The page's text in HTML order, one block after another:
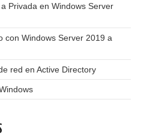
Privada en Windows Server
con Windows Server 2019 a
red en Active Directory